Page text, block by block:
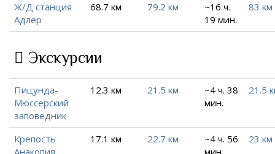
Ж/Д станция
Адлер
68.7 км 79.2 км
~16 ч.
19 мин.
83 км
Экскурсии
Пицунда-
Мюссерский
заповедник
12.3 км 21.5 км
~4 ч. 38
мин.
21.5
Крепость
17.1 км 22.7 км
~4 ч. 56
23 км